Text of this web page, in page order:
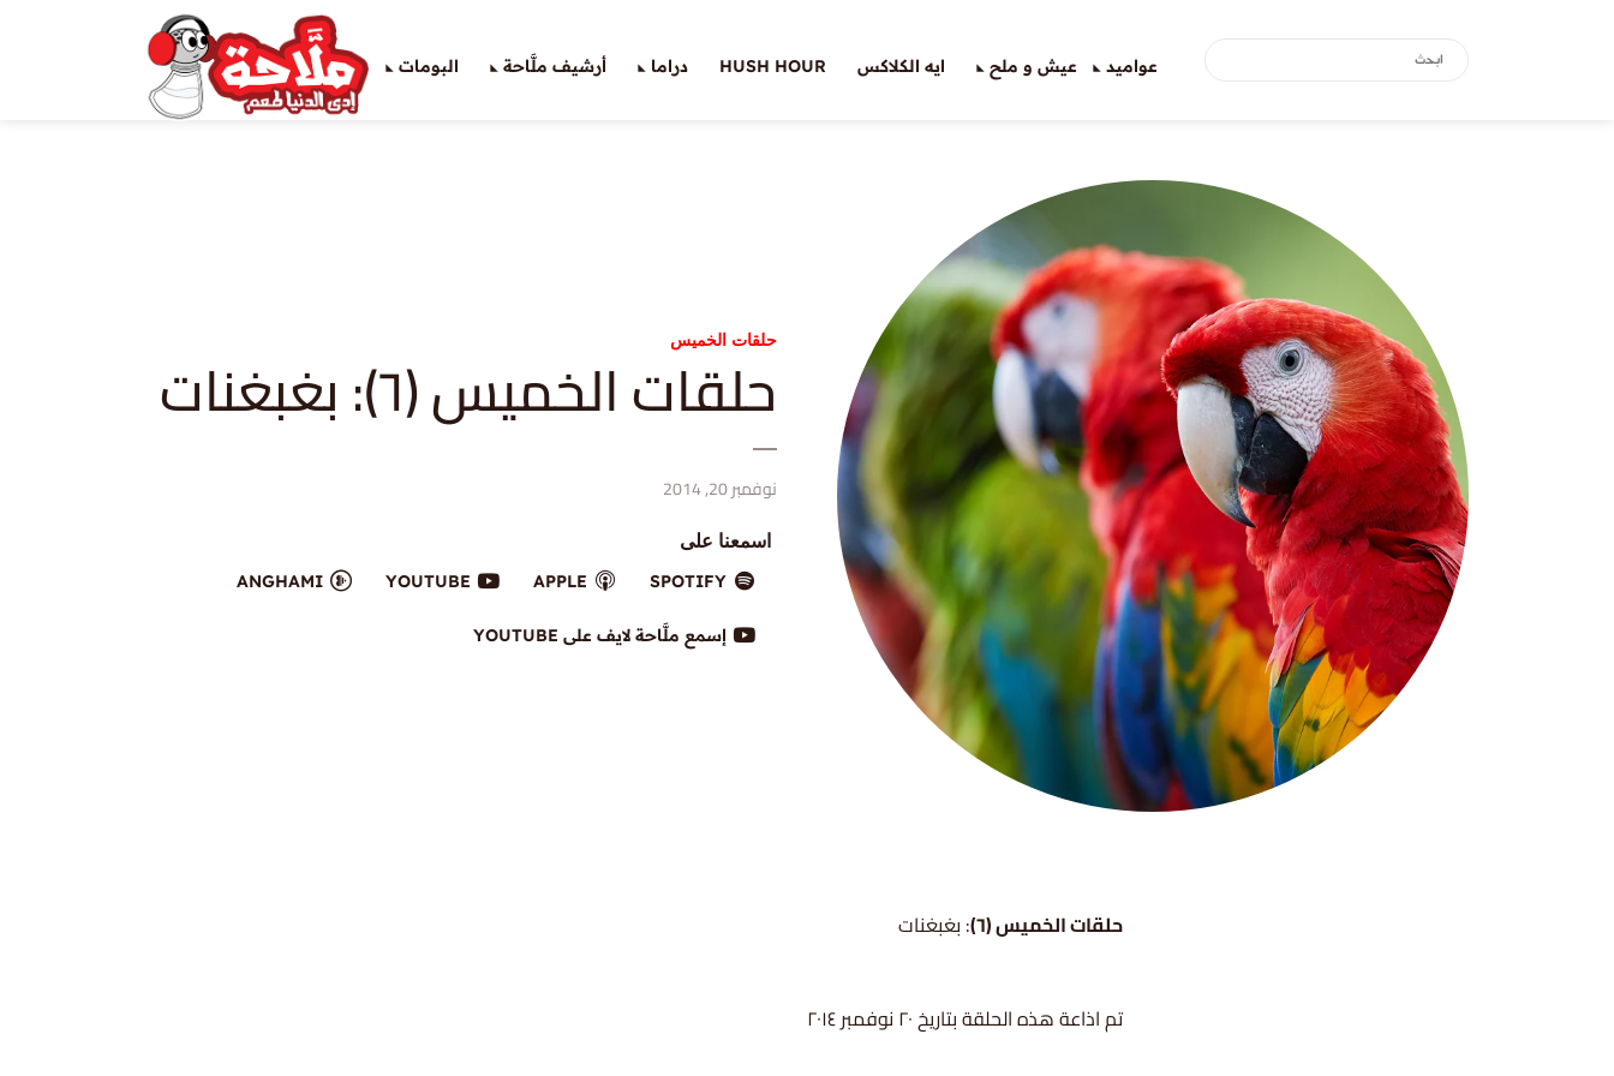
عواميد عيش و ملح ايه الكلاكس HUSH HOUR دراما أرشيف ملَّاحة البومات
حلقات الخميس
حلقات الخميس (٦): بغبغنات
نوفمبر 20, 2014
اسمعنا على
SPOTIFY
APPLE
YOUTUBE
ANGHAMI
إسمع ملَّاحة لايف على YOUTUBE
حلقات الخميس (٦) : بغبغنات
تم اذاعة هذه الحلقة بتاريخ ٢٠ نوفمبر ٢٠١٤